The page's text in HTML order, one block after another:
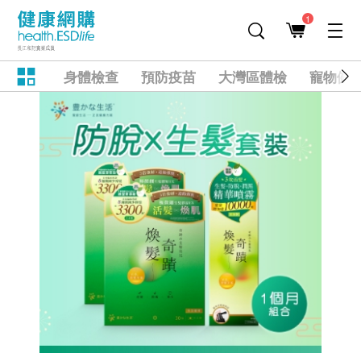
1
身體檢查 預防疫苗 大灣區體檢 寵物健